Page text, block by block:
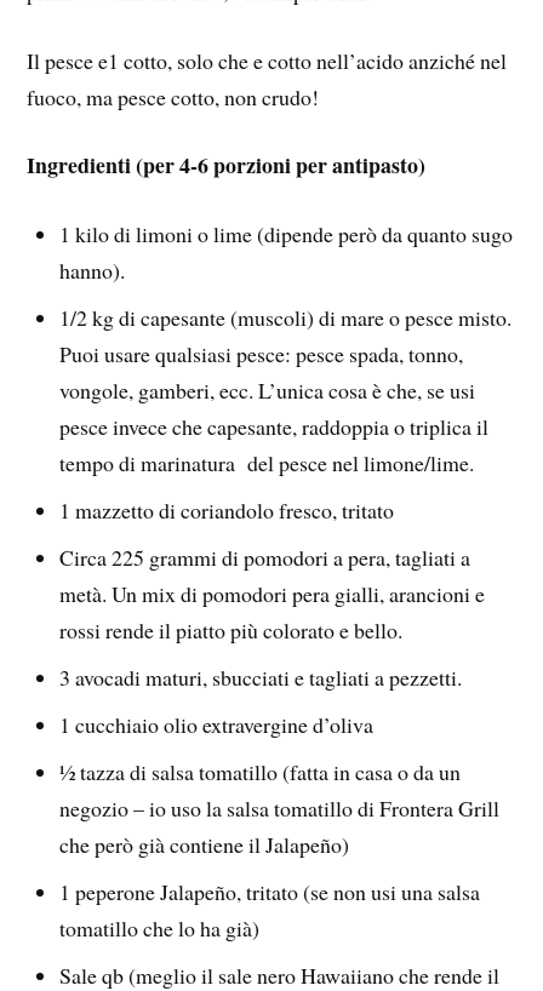
Il pesce e1 cotto, solo che e cotto nell’acido anziché nel
fuoco, ma pesce cotto, non crudo!
Ingredienti (per 4-6 porzioni per antipasto)
1 kilo di limoni o lime (dipende però da quanto sugo
hanno).
1/2 kg di capesante (muscoli) di mare o pesce misto.
Puoi usare qualsiasi pesce: pesce spada, tonno,
vongole, gamberi, ecc. L’unica cosa è che, se usi
pesce invece che capesante, raddoppia o triplica il
tempo di marinatura del pesce nel limone/lime.
1 mazzetto di coriandolo fresco, tritato
Circa 225 grammi di pomodori a pera, tagliati a
metà. Un mix di pomodori pera gialli, arancioni e
rossi rende il piatto più colorato e bello.
3 avocadi maturi, sbucciati e tagliati a pezzetti.
1 cucchiaio olio extravergine d’oliva
½ tazza di salsa tomatillo (fatta in casa o da un
negozio – io uso la salsa tomatillo di Frontera Grill
che però già contiene il Jalapeño)
1 peperone Jalapeño, tritato (se non usi una salsa
tomatillo che lo ha già)
Sale qb (meglio il sale nero Hawaiiano che rende il